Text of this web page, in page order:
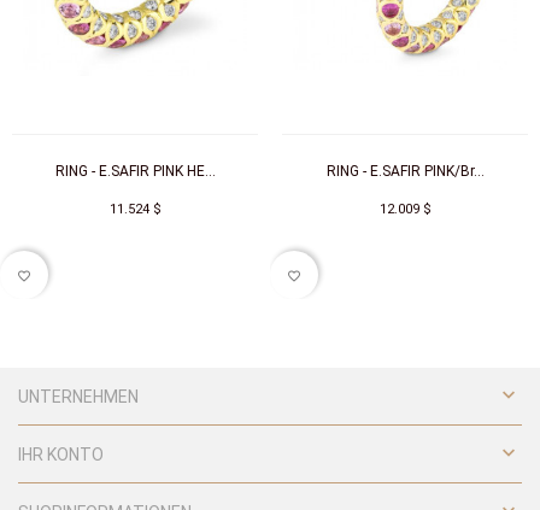
RING - E.SAFIR PINK HE...
11.524 $
favorite_border
RING - E.SAFIR PINK/Br...
12.009 $
favorite_border
UNTERNEHMEN 
IHR KONTO 